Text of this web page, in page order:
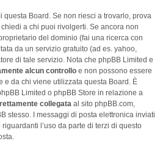
questa Board. Se non riesci a trovarlo, prova
a chi puoi rivolgerti. Se ancora non
del dominio (fai una ricerca con
da un servizio gratuito (ad es. yahoo,
di tale servizio. Nota che phpBB Limited e
alcun controllo e non possono essere
e da chi viene utilizzata questa Board. È
Limited o phpBB Store in relazione a
collegata al sito phpBB.com,
stesso. I messaggi di posta elettronica inviati
l’uso da parte di terzi di questo